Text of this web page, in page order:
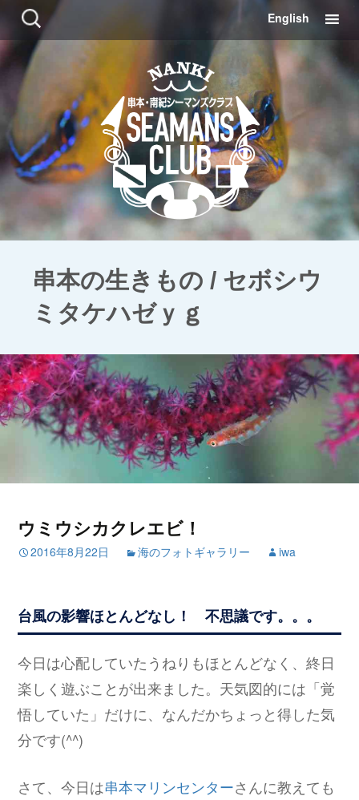
検
索:
コ
ン
ツ
に
English
串本の生きもの / セボシウ
ミタケハゼｙｇ
ウミウシカクレエビ！
2016年8月22日 海のフォトギャラリー iwa
台風の影響ほとんどなし！ 不思議です。。。
今日は心配していたうねりもほとんどなく、終日
楽しく遊ぶことが出来ました。天気図的には「覚
悟していた」だけに、なんだかちょっと得した気
分です(^^)
さて、今日は串本マリンセンターさんに教えても